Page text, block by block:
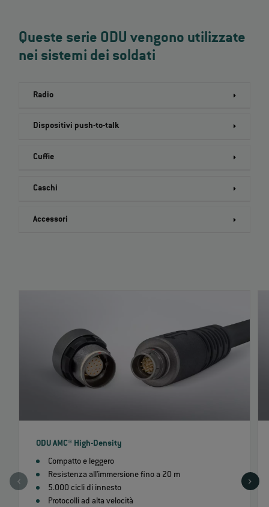
Queste serie ODU vengono utilizzate
nei sistemi dei soldati
Radio
Dispositivi push-to-talk
Cuffie
Caschi
Accessori
ODU AMC® High-Density
Compatto e leggero
Resistenza all'immersione fino a 20 m
5.000 cicli di innesto
Protocolli ad alta velocità